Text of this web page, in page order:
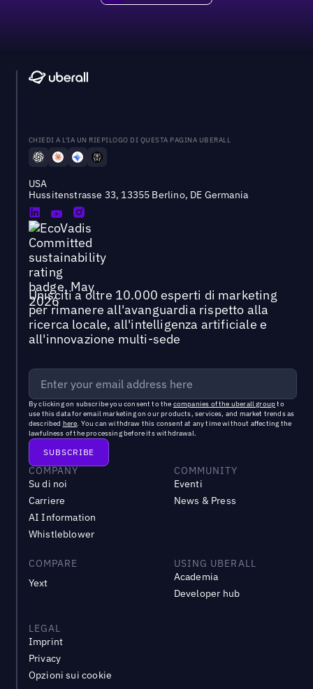
CHIEDI A L'IA UN RIEPILOGO DI QUESTA PAGINA UBERALL
USA
Hussitenstrasse 33, 13355 Berlino, DE Germania
Unisciti a oltre 10.000 esperti di marketing
per rimanere all'avanguardia rispetto alla
ricerca locale, all'intelligenza artificiale e
all'innovazione multi-sede
By clicking on subscribe you consent to the companies of the uberall groupto
use this data for email marketing on our products, services, and market trends as
described here. You can withdraw this consent at any time without affecting the
lawfulness of the processing before its withdrawal.
COMPANY
Su di noi
Carriere
AI Information
Whistleblower
COMMUNITY
Eventi
News & Press
COMPARE
Yext
USING UBERALL
Academia
Developer hub
LEGAL
Imprint
Privacy
Opzioni sui cookie